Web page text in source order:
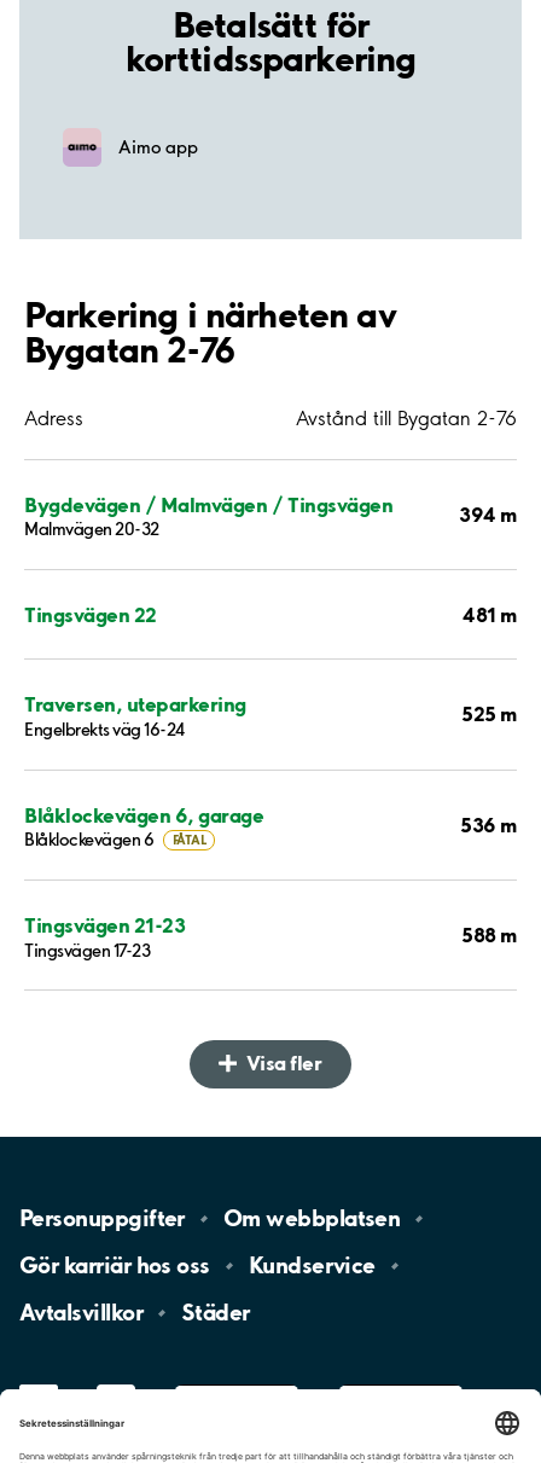
Betalsätt för
korttidssparkering
Aimo app
Parkering i närheten av
Bygatan 2-76
Adress Avstånd till Bygatan 2-76
Bygdevägen / Malmvägen / Tingsvägen
Malmvägen 20-32
394 m
Tingsvägen 22 481 m
Traversen, uteparkering
Engelbrekts väg 16-24
525 m
Blåklockevägen 6, garage
Blåklockevägen 6 FÅTAL
536 m
Tingsvägen 21-23
Tingsvägen 17-23
588 m
Visa fler
Personuppgifter Omwebbplatsen
Gör karriär hososs
Kundservice
Avtalsvillkor
Städer